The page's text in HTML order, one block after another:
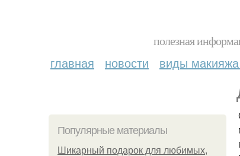
полезная
главная новости виды
Популярные материалы
Шикарный подарок для любимых,